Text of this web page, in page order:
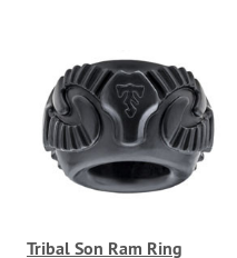
Tribal Son Ram Ring